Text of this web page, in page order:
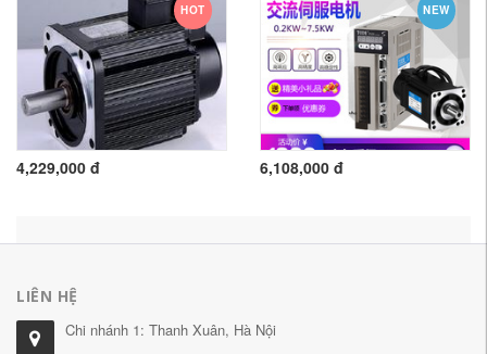
HOT
4,229,000 đ
NEW
6,108,000 đ
LIÊN HỆ
Chi nhánh 1: Thanh Xuân, Hà Nội